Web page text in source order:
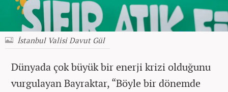
İstanbul Valisi Davut Gül
Dünyada çok büyük bir enerji krizi olduğunu
vurgulayan Bayraktar, “Böyle bir dönemde